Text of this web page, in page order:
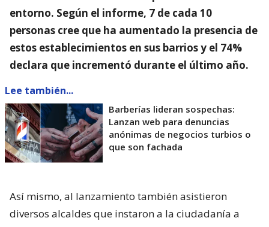
entorno. Según el informe, 7 de cada 10
personas cree que ha aumentado la presencia de
estos establecimientos en sus barrios y el 74%
declara que incrementó durante el último año.
Lee también...
Barberías lideran sospechas:
Lanzan web para denuncias
anónimas de negocios turbios o
que son fachada
Así mismo, al lanzamiento también asistieron
diversos alcaldes que instaron a la ciudadanía a